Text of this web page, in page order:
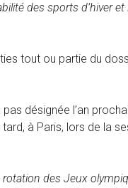
des sports d’hiver
tout ou partie du
désignée l’an
à Paris, lors de la
rotation des Jeux